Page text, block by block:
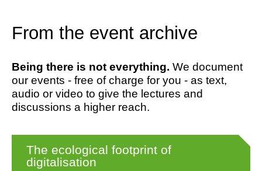
From the event archive
Being there is not everything. We document
our events - free of charge for you - as text,
audio or video to give the lectures and
discussions a higher reach.
The ecological footprint of
digitalisation